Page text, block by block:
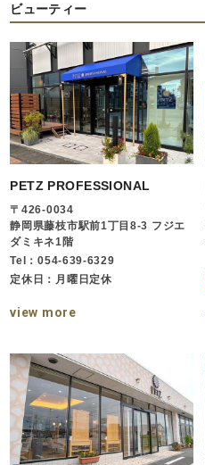
ビューティー
PETZ PROFESSIONAL
〒426-0034
静岡県藤枝市駅前1丁目8-3 フジエ
ダミキネ1階
Tel：054-639-6329
定休日：月曜日定休
view more